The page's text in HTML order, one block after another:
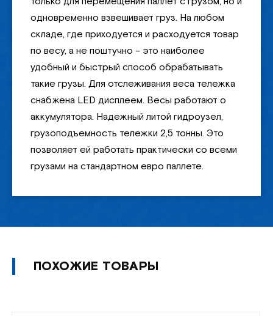
одновременно взвешивает груз. На любом
складе, где приходуется и расходуется товар
по весу, а не поштучно – это наиболее
удобный и быстрый способ обрабатывать
такие грузы. Для отслеживания веса тележка
снабжена LED дисплеем. Весы работают о
аккумулятора. Надежный литой гидроузел,
грузоподъемность тележки 2,5 тонны. Это
позволяет ей работать практически со всеми
грузами на стандартном евро паллете.
ПОХОЖИЕ ТОВАРЫ